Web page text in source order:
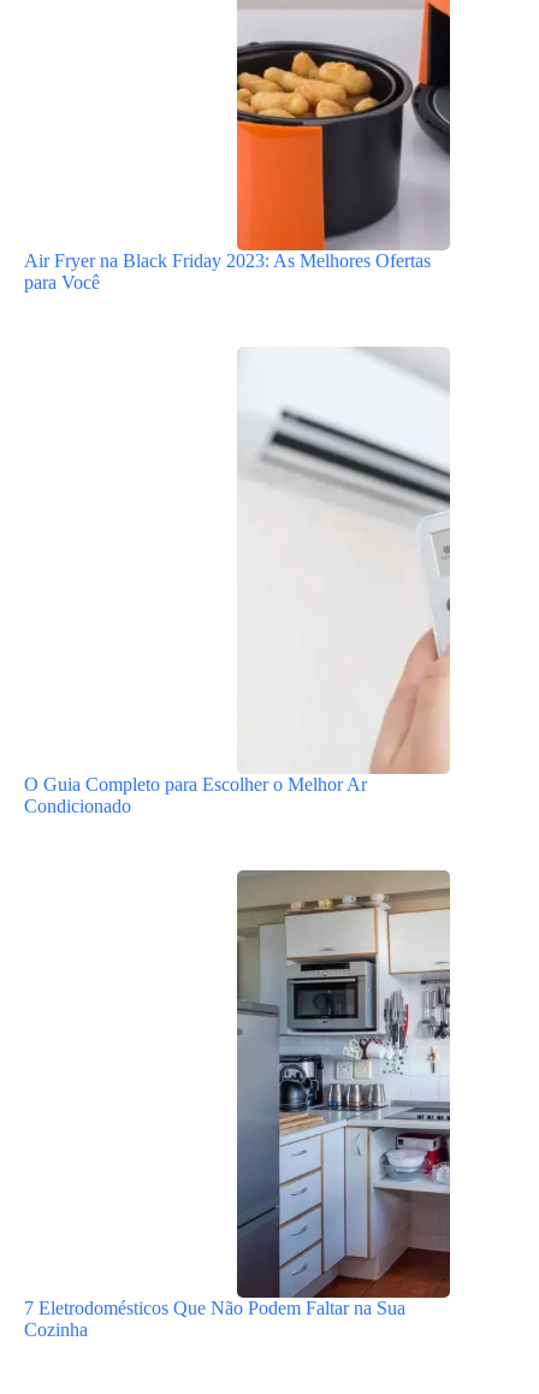
Air Fryer na Black Friday 2023: As Melhores Ofertas
para Você
O Guia Completo para Escolher o Melhor Ar
Condicionado
7 Eletrodomésticos Que Não Podem Faltar na Sua
Cozinha